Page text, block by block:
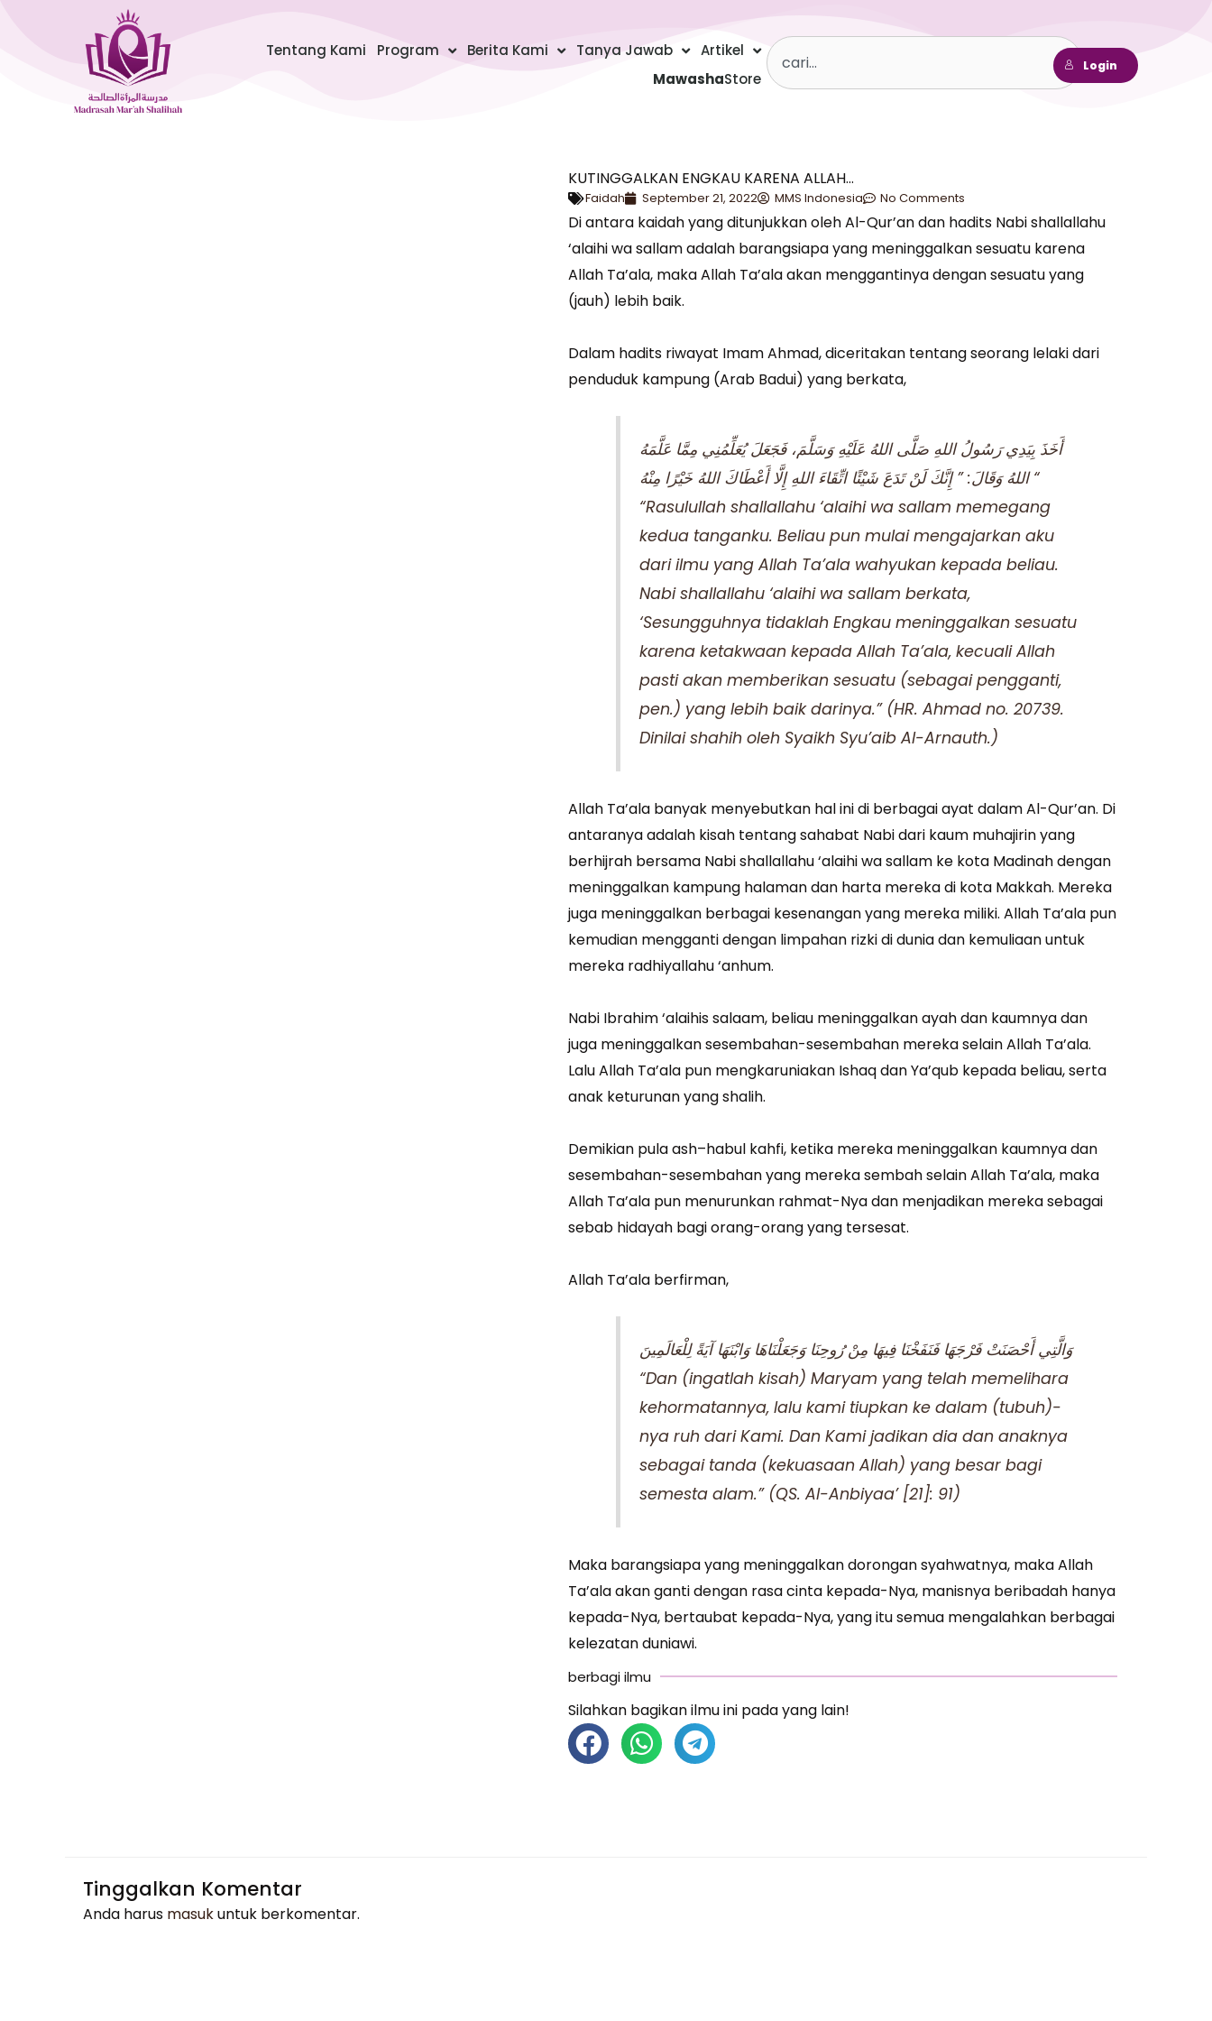
Tentang Kami Program Berita Kami Tanya Jawab
Artikel
MawashaStore
Search
Login
KUTINGGALKAN ENGKAU KARENA ALLAH…
Faidah September 21, 2022 MMS Indonesia No Comments
Di antara kaidah yang ditunjukkan oleh Al-Qur’an dan hadits Nabi shallallahu
‘alaihi wa sallam adalah barangsiapa yang meninggalkan sesuatu karena
Allah Ta’ala, maka Allah Ta’ala akan menggantinya dengan sesuatu yang
(jauh) lebih baik.
Dalam hadits riwayat Imam Ahmad, diceritakan tentang seorang lelaki dari
penduduk kampung (Arab Badui) yang berkata,
اللهُ وَقَالَ: ” إِنَّكَ لَنْ تَدَعَ شَيْئًا اتِّقَاءَ اللهِ إِلَّا أَعْطَاكَ اللهُ خَيْرًا مِنْهُ “
“Rasulullah shallallahu ‘alaihi wa sallam memegang
kedua tanganku. Beliau pun mulai mengajarkan aku
dari ilmu yang Allah Ta’ala wahyukan kepada beliau.
Nabi shallallahu ‘alaihi wa sallam berkata,
‘Sesungguhnya tidaklah Engkau meninggalkan sesuatu
karena ketakwaan kepada Allah Ta’ala, kecuali Allah
pasti akan memberikan sesuatu (sebagai pengganti,
pen.) yang lebih baik darinya.” (HR. Ahmad no. 20739.
Dinilai shahih oleh Syaikh Syu’aib Al-Arnauth.)
Allah Ta’ala banyak menyebutkan hal ini di berbagai ayat dalam Al-Qur’an. Di
antaranya adalah kisah tentang sahabat Nabi dari kaum muhajirin yang
berhijrah bersama Nabi shallallahu ‘alaihi wa sallam ke kota Madinah dengan
meninggalkan kampung halaman dan harta mereka di kota Makkah. Mereka
juga meninggalkan berbagai kesenangan yang mereka miliki. Allah Ta’ala pun
kemudian mengganti dengan limpahan rizki di dunia dan kemuliaan untuk
mereka radhiyallahu ‘anhum.
Nabi Ibrahim ‘alaihis salaam, beliau meninggalkan ayah dan kaumnya dan
juga meninggalkan sesembahan-sesembahan mereka selain Allah Ta’ala.
Lalu Allah Ta’ala pun mengkaruniakan Ishaq dan Ya’qub kepada beliau, serta
anak keturunan yang shalih.
Demikian pula ash–habul kahfi, ketika mereka meninggalkan kaumnya dan
sesembahan-sesembahan yang mereka sembah selain Allah Ta’ala, maka
Allah Ta’ala pun menurunkan rahmat-Nya dan menjadikan mereka sebagai
sebab hidayah bagi orang-orang yang tersesat.
Allah Ta’ala berfirman,
‎وَالَّتِي أَحْصَنَتْ فَرْجَهَا فَنَفَخْنَا فِيهَا مِنْ رُوحِنَا وَجَعَلْنَاهَا وَابْنَهَا آيَةً لِلْعَالَمِينَ
“Dan (ingatlah kisah) Maryam yang telah memelihara
kehormatannya, lalu kami tiupkan ke dalam (tubuh)-
nya ruh dari Kami. Dan Kami jadikan dia dan anaknya
sebagai tanda (kekuasaan Allah) yang besar bagi
semesta alam.” (QS. Al-Anbiyaa’ [21]: 91)
Maka barangsiapa yang meninggalkan dorongan syahwatnya, maka Allah
Ta’ala akan ganti dengan rasa cinta kepada-Nya, manisnya beribadah hanya
kepada-Nya, bertaubat kepada-Nya, yang itu semua mengalahkan berbagai
kelezatan duniawi.
berbagi ilmu
Silahkan bagikan ilmu ini pada yang lain!
Tinggalkan Komentar
Anda harus masukuntuk berkomentar.